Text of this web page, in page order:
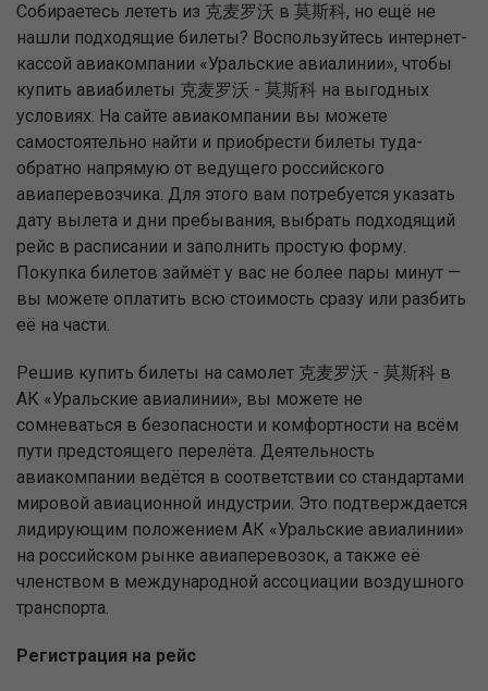
Собираетесь лететь из 克麦罗沃 в 莫斯科, но ещё не
нашли подходящие билеты? Воспользуйтесь интернет-
кассой авиакомпании «Уральские авиалинии», чтобы
купить авиабилеты 克麦罗沃 - 莫斯科 на выгодных
условиях. На сайте авиакомпании вы можете
самостоятельно найти и приобрести билеты туда-
обратно напрямую от ведущего российского
авиаперевозчика. Для этого вам потребуется указать
дату вылета и дни пребывания, выбрать подходящий
рейс в расписании и заполнить простую форму.
Покупка билетов займёт у вас не более пары минут —
вы можете оплатить всю стоимость сразу или разбить
её на части.
Решив купить билеты на самолет 克麦罗沃 - 莫斯科 в
АК «Уральские авиалинии», вы можете не
сомневаться в безопасности и комфортности на всём
пути предстоящего перелёта. Деятельность
авиакомпании ведётся в соответствии со стандартами
мировой авиационной индустрии. Это подтверждается
лидирующим положением АК «Уральские авиалинии»
на российском рынке авиаперевозок, а также её
членством в международной ассоциации воздушного
транспорта.
Регистрация на рейс